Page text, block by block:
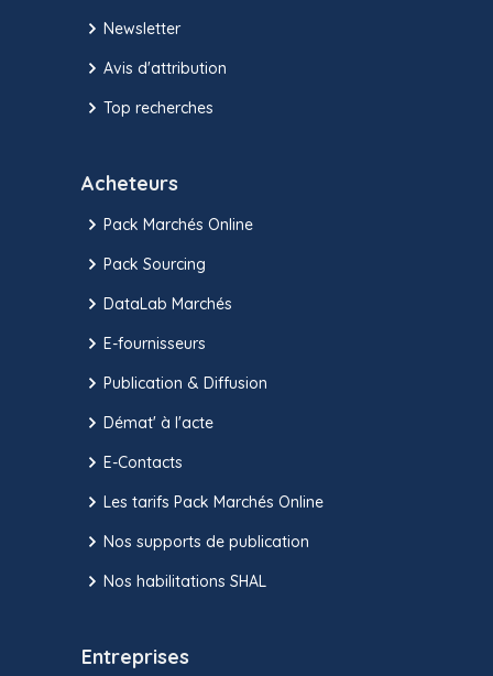
Newsletter
Avis d'attribution
Top recherches
Acheteurs
Pack Marchés Online
Pack Sourcing
DataLab Marchés
E-fournisseurs
Publication & Diffusion
Démat' à l'acte
E-Contacts
Les tarifs Pack Marchés Online
Nos supports de publication
Nos habilitations SHAL
Entreprises